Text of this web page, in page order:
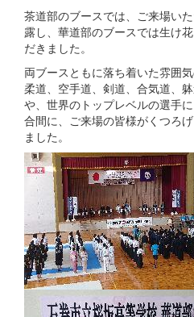
茶道部のブースでは、ご来場い
露し、華道部のブースでは生け
だきました。
両ブースともに落ち着いた雰囲
柔道、空手道、剣道、合気道、
や、世界のトップレベルの選手
合間に、ご来場の皆様がくつろ
ました。